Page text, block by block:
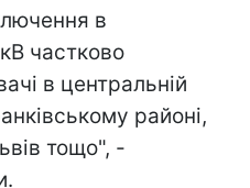
в
частково
в центральній
районі,
тощо", -